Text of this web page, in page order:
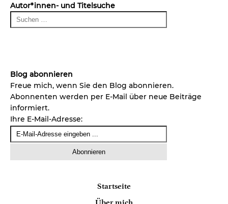
Autor*innen- und Titelsuche
Blog abonnieren
Freue mich, wenn Sie den Blog abonnieren.
Abonnenten werden per E-Mail über neue Beiträge
informiert.
Ihre E-Mail-Adresse:
Startseite